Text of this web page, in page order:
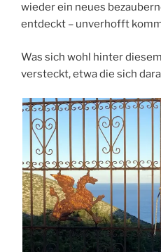
wieder ein neues
entdeckt – unverhofft
Was sich wohl hinter
versteckt, etwa die sich